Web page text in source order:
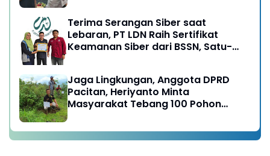
Terima Serangan Siber saat
Lebaran, PT LDN Raih Sertifikat
Keamanan Siber dari BSSN, Satu-
Jaga Lingkungan, Anggota DPRD
Pacitan, Heriyanto Minta
Masyarakat Tebang 100 Pohon